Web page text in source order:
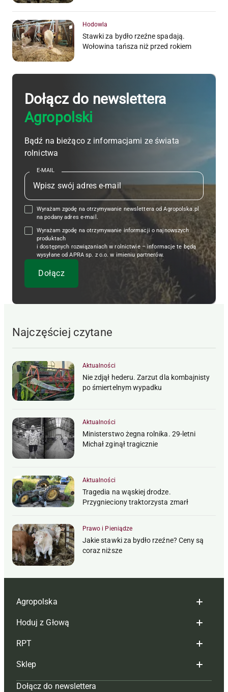
Hodowla
Stawki za bydło rzeźne spadają.
Wołowina tańsza niż przed rokiem
Dołącz do newslettera
Agropolski
Bądź na bieżąco z informacjami ze świata
rolnictwa
E-MAIL
Wyrażam zgodę na otrzymywanie newslettera od Agropolska.pl
na podany adres e-mail.
Wyrażam zgodę na otrzymywanie informacji o najnowszych
produktach
i dostępnych rozwiązaniach w rolnictwie – informacje te będą
wysyłane od APRA sp. z o.o. w imieniu partnerów.
Najczęściej czytane
Aktualności
Nie zdjął hederu. Zarzut dla kombajnisty
po śmiertelnym wypadku
Aktualności
Ministerstwo żegna rolnika. 29-letni
Michał zginął tragicznie
Aktualności
Tragedia na wąskiej drodze.
Przygnieciony traktorzysta zmarł
Prawo i Pieniądze
Jakie stawki za bydło rzeźne? Ceny są
coraz niższe
Agropolska
Redakcja
Reklama
Tagi
Mapa serwisu
Hoduj z Głową
Hoduj z głową bydło
Hoduj z głową świnie
Prenumerata
RPT
Redakcja
Prenumerata
Sklep
Czasopisma i prenumerata
Dołącz do newslettera